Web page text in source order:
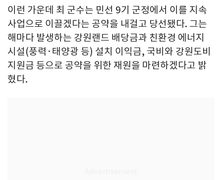
이런 가운데 최 군수는 민선 9기 군정에서 이를 지속
사업으로 이끌겠다는 공약을 내걸고 당선됐다. 그는
해마다 발생하는 강원랜드 배당금과 친환경 에너지
시설(풍력·태양광 등) 설치 이익금, 국비와 강원도비
지원금 등으로 공약을 위한 재원을 마련하겠다고 밝
혔다.